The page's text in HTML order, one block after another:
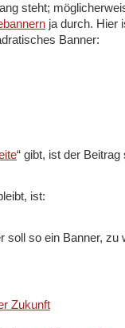
steht;
ja durch. Hier
Banner:
“ gibt, ist der
ist:
soll so ein Banner, zu
Zukunft